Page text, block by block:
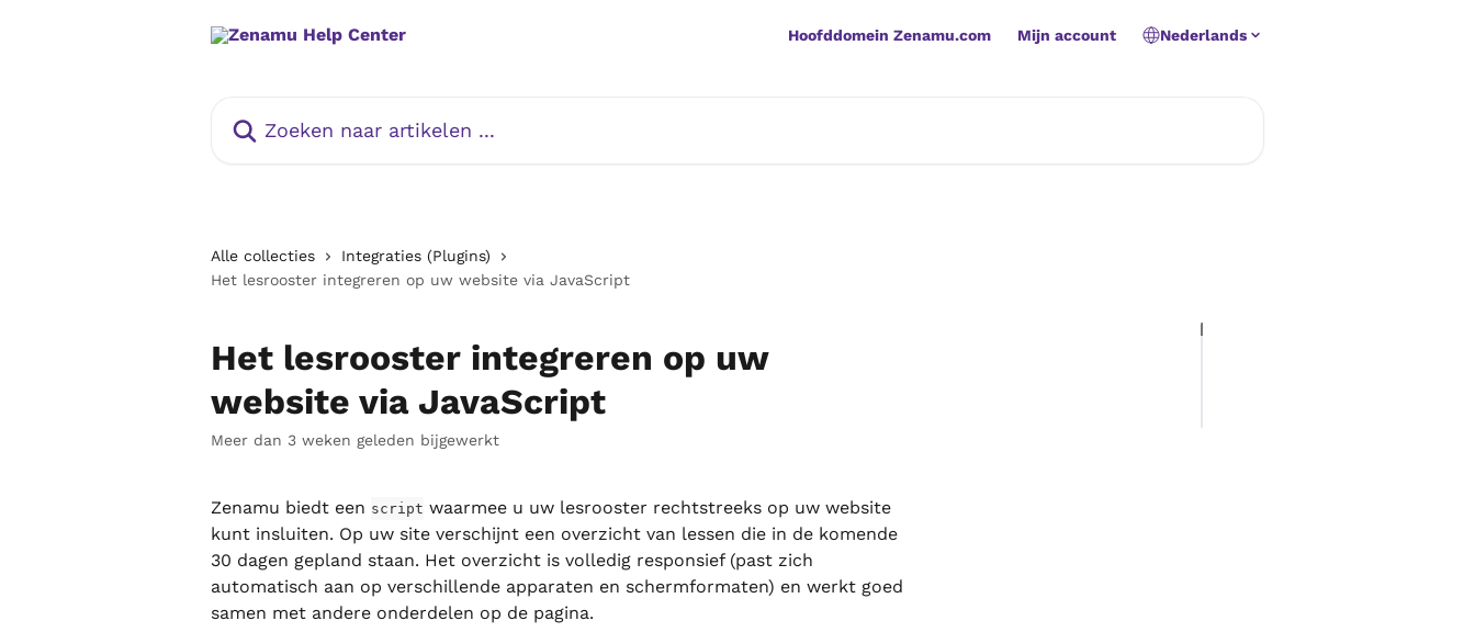
Hoofddomein Zenamu.com Mijn account Nederlands
Alle collecties
Integraties (Plugins)
Het lesrooster integreren op uw website via JavaScript
Het lesrooster integreren op uw
website via JavaScript
Meer dan 3 weken geleden bijgewerkt
Zenamu biedt een script waarmee u uw lesrooster rechtstreeks op uw website
kunt insluiten. Op uw site verschijnt een overzicht van lessen die in de komende
30 dagen gepland staan. Het overzicht is volledig responsief (past zich
automatisch aan op verschillende apparaten en schermformaten) en werkt goed
samen met andere onderdelen op de pagina.